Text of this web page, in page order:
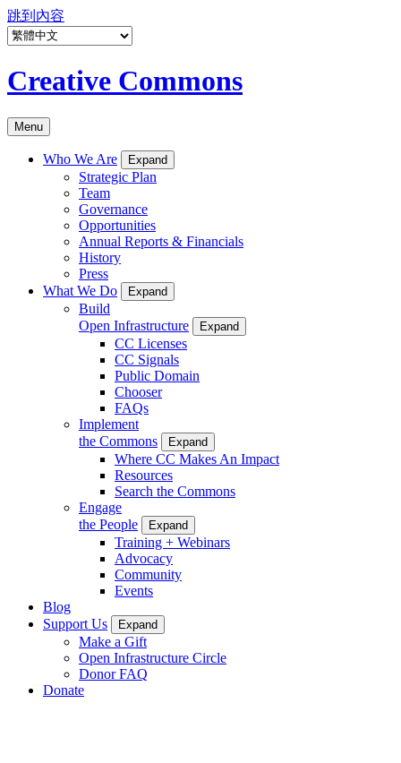
跳到內容
Creative Commons
Menu
Who We Are Expand
Strategic Plan
Team
Governance
Opportunities
Annual Reports & Financials
History
Press
What We Do
Expand
Build
Open Infrastructure
Expand
CC Licenses
CC Signals
Public Domain
Chooser
FAQs
Implement
the Commons
Expand
Where CC Makes An Impact
Resources
Search the Commons
Engage
the People
Expand
Training + Webinars
Advocacy
Community
Events
Blog
Support Us
Expand
Make a Gift
Open Infrastructure Circle
Donor FAQ
Donate